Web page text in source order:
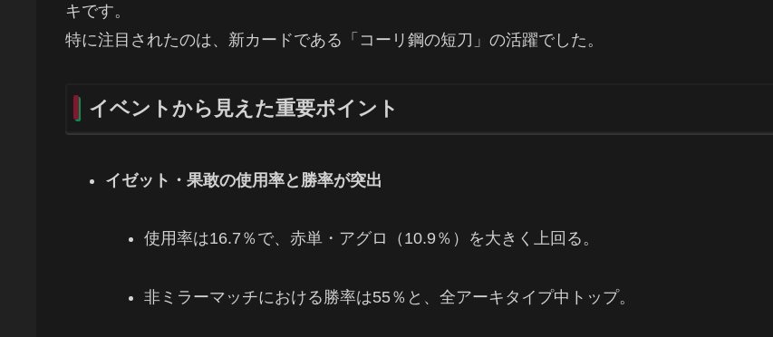
キです。
特に注目されたのは、新カードである「コーリ鋼の短刀」の活躍でした。
イベントから見えた重要ポイント
イゼット・果敢の使用率と勝率が突出
使用率は16.7％で、赤単・アグロ（10.9％）を大きく上回る。
非ミラーマッチにおける勝率は55％と、全アーキタイプ中トップ。